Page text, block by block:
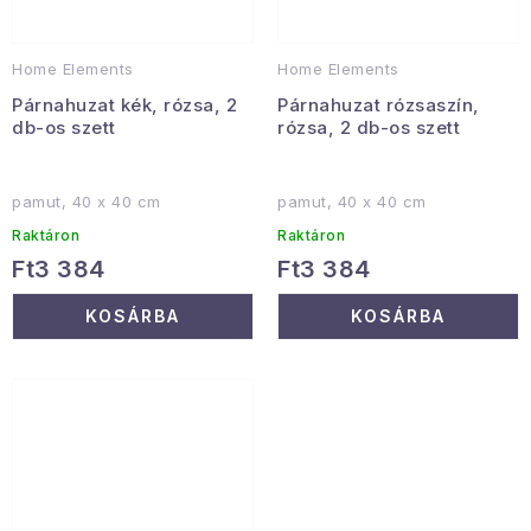
Home Elements
Párnahuzat kék, rózsa, 2
db-os szett
pamut, 40 x 40 cm
Raktáron
Ft3 384
KOSÁRBA
Home Elements
Párnahuzat rózsaszín,
rózsa, 2 db-os szett
pamut, 40 x 40 cm
Raktáron
Ft3 384
KOSÁRBA